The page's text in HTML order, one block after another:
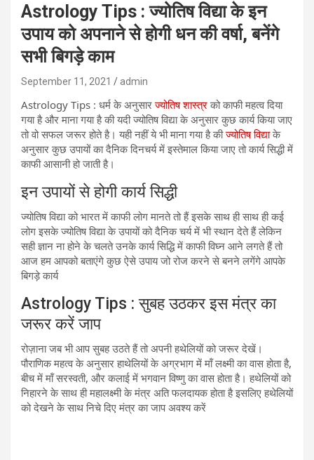
Astrology Tips : ज्योतिष विद्या के इन
उपाय को अपनाने से होगी धन की वर्षा, बनेंगे
सभी बिगड़े काम
September 11, 2021 admin
Astrology Tips : धर्म के अनुसारज्योतिष शास्त्रको काफी महत्व दिया
गया है और माना गया है की यदी ज्योतिष विद्या के अनुसार कुछ कार्य किया जाए
तो वो सफल जरूर होते है। यही नहीं ये भी माना गया है कीज्योतिष विद्याके
अनुसार कुछ उपायों का दैनिक दिनचर्य में इस्तेमाल किया जाए तो कार्य सिद्धी में
काफी आसानी हो जाती है।
इन उपायों से होगी कार्य सिद्धी
ज्योतिष विद्या को भारत में काफी लोग मानते तो हैं इसके साथ ही साथ ही कई
लोग इसके ज्योतिष विद्या के उपायों को दैनिक चर्य में भी स्थान देते हैं लेकिन
सही ज्ञान ना होने के चलते उनके कार्य सिद्धि में काफी विघ्न आने लगते हैं तो
आज हम आपको बताएंगे कुछ ऐसे उपाय जो रोज करने से बनने लगेंगे आपके
बिगड़े कार्य
Astrology Tips : सुबह उठकर इस मंत्र का
जरूर करें जाप
रोज़ाना जब भी आप सुबह उठते हैं तो अपनी हथेलियों को जरूर देखें।
पौराणिक महत्व के अनुसार हाथेलियों के अग्रभाग में मॉं लक्ष्मी का वास होता है,
बीच में मॉं सरस्वती, और कलाई में भगवान विष्णु का वास होता है। ह​थेलियों को
निहारने के साथ ही महालक्ष्मी के मंत्र अति फलदायक होता है इसलिए हथेलियों
को देखने के साथ निचे दिए मंत्र का जाप अवश्य करें